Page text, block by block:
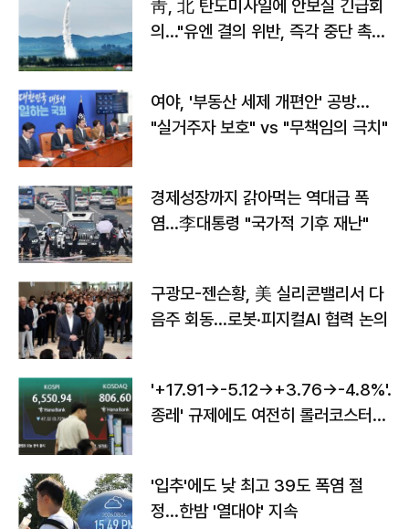
靑, 北 탄도미사일에 안보실 긴급회
의…"유엔 결의 위반, 즉각 중단 촉
여야, '부동산 세제 개편안' 공방…
"실거주자 보호" vs "무책임의 극치"
경제성장까지 갉아먹는 역대급 폭
염…李대통령 "국가적 기후 재난"
구광모-젠슨황, 美 실리콘밸리서 다
음주 회동…로봇·피지컬AI 협력 논의
'+17.91→-5.12→+3.76→-4.8%'…'
종레' 규제에도 여전히 롤러코스터
'입추'에도 낮 최고 39도 폭염 절
정…한밤 '열대야' 지속